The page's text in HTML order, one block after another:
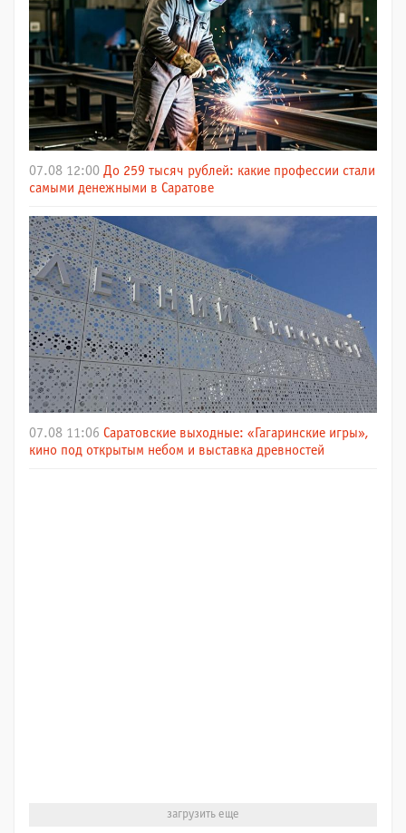
07.08 12:00 До 259 тысяч рублей: какие профессии стали
самыми денежными в Саратове
07.08 11:06 Саратовские выходные: «Гагаринские игры»,
кино под открытым небом и выставка древностей
загрузить еще